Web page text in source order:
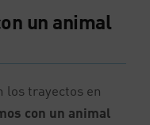
un animal
los trayectos en
con un animal